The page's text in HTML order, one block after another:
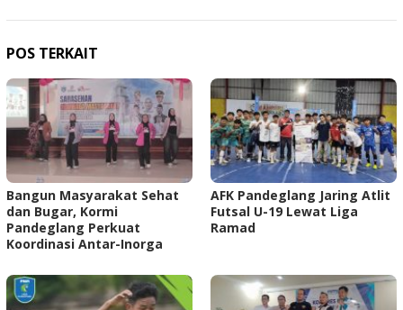
POS TERKAIT
Bangun Masyarakat Sehat
dan Bugar, Kormi
Pandeglang Perkuat
Koordinasi Antar-Inorga
AFK Pandeglang Jaring Atlit
Futsal U-19 Lewat Liga
Ramad